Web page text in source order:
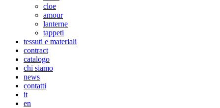
cloe
amour
lanterne
tappeti
tessuti e materiali
contract
catalogo
chi siamo
news
contatti
it
en